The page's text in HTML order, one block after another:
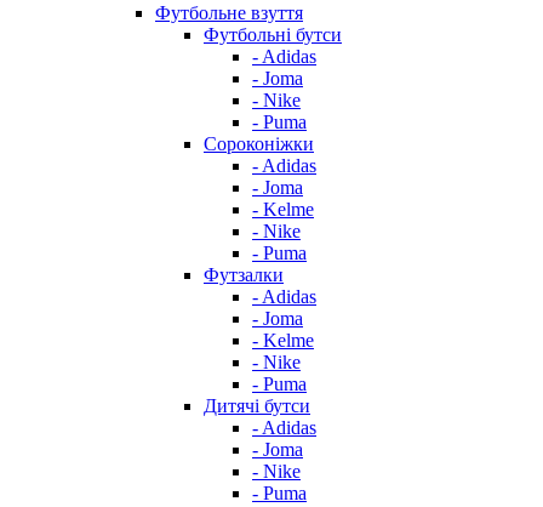
Футбольне взуття
Футбольні бутси
- Adidas
- Joma
- Nike
- Puma
Сороконіжки
- Adidas
- Joma
- Kelme
- Nike
- Puma
Футзалки
- Adidas
- Joma
- Kelme
- Nike
- Puma
Дитячі бутси
- Adidas
- Joma
- Nike
- Puma